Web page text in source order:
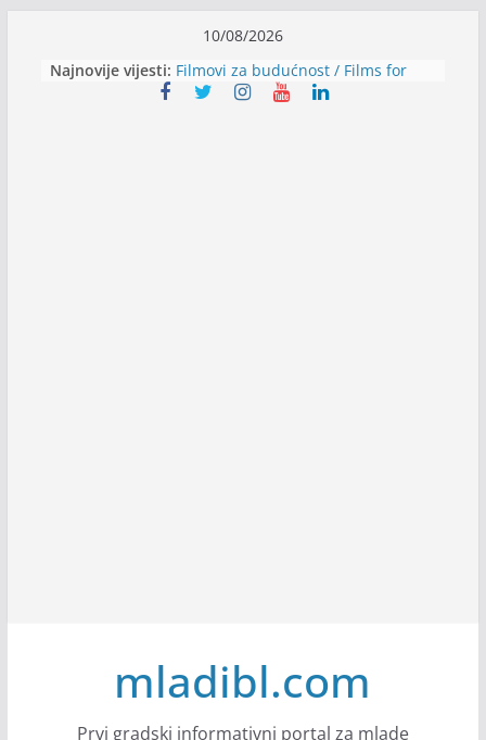
content
10/08/2026
Najnovije vijesti: Filmovi za budućnost / Films for
Future
mladibl.com
Prvi gradski informativni portal za mlade